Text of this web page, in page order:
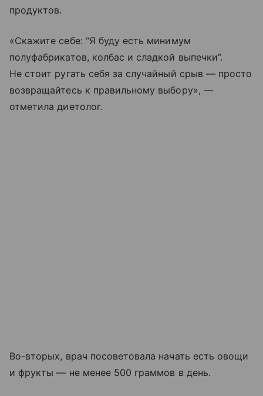
продуктов.
«Скажите себе: “Я буду есть минимум
полуфабрикатов, колбас и сладкой выпечки”.
Не стоит ругать себя за случайный срыв — просто
возвращайтесь к правильному выбору», —
отметила диетолог.
Во-вторых, врач посоветовала начать есть овощи
и фрукты — не менее 500 граммов в день.